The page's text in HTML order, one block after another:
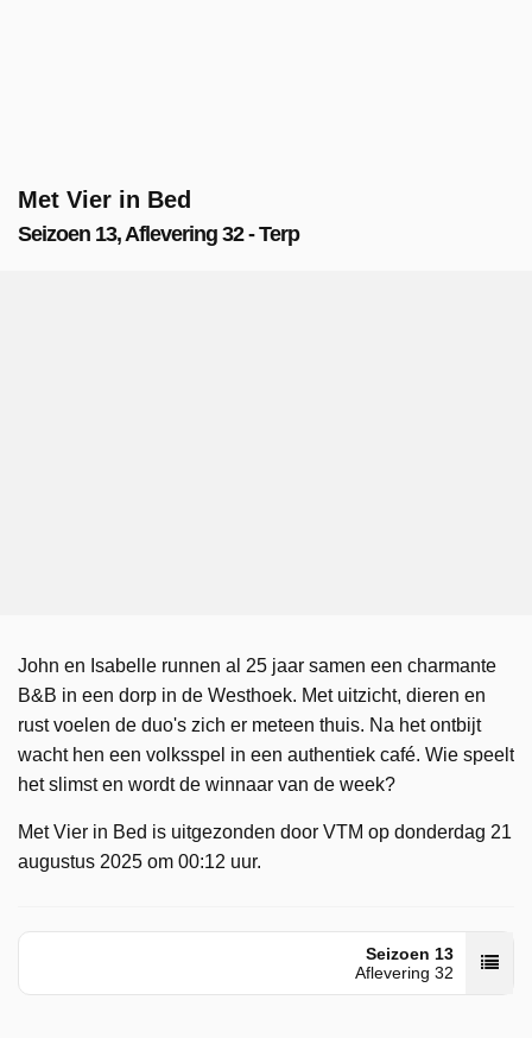
Met Vier in Bed
Seizoen 13, Aflevering 32 - Terp
John en Isabelle runnen al 25 jaar samen een charmante
B&B in een dorp in de Westhoek. Met uitzicht, dieren en
rust voelen de duo's zich er meteen thuis. Na het ontbijt
wacht hen een volksspel in een authentiek café. Wie speelt
het slimst en wordt de winnaar van de week?
Met Vier in Bed is uitgezonden door VTM op donderdag 21
augustus 2025 om 00:12 uur.
Seizoen 13
Aflevering 32